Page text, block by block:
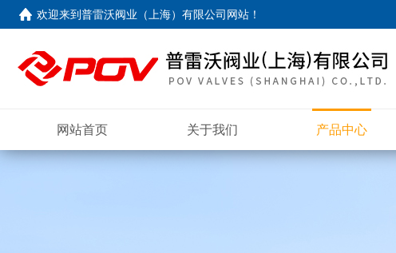
欢迎来到普雷沃阀业（上海）有限公司网站 ！
网站首页 关于我们 产品中心